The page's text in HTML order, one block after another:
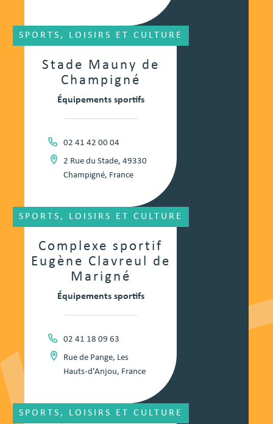
Stade Mauny de
Champigné
SPORTS, LOISIRS ET CULTURE
Équipements sportifs
02 41 42 00 04
2 Rue du Stade, 49330
Champigné, France
Complexe sportif
Eugène Clavreul de
Marigné
SPORTS, LOISIRS ET CULTURE
Équipements sportifs
02 41 18 09 63
Rue de Pange, Les
Hauts-d'Anjou, France
SPORTS, LOISIRS ET CULTURE